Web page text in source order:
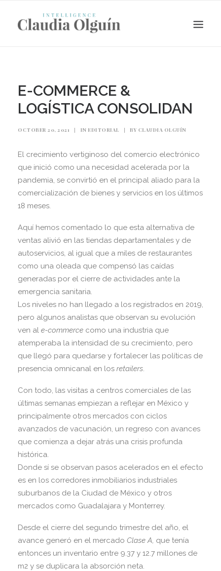
Search
E-COMMERCE &
LOGÍSTICA CONSOLIDAN
OCTOBER 20, 2021 | IN EDITORIAL | BY CLAUDIA OLGUÍN
El crecimiento vertiginoso del comercio electrónico
que inició como una necesidad acelerada por la
pandemia, se convirtió en el principal aliado para la
comercialización de bienes y servicios en los últimos
18 meses.
Aquí hemos comentado lo que esta alternativa de
ventas alivió en las tiendas departamentales y de
autoservicios, al igual que a miles de restaurantes
como una oleada que compensó las caídas
generadas por el cierre de actividades ante la
emergencia sanitaria.
Los niveles no han llegado a los registrados en 2019,
pero algunos analistas que observan su evolución
ven al e-commerce como una industria que
atemperaba la intensidad de su crecimiento, pero
que llegó para quedarse y fortalecer las políticas de
presencia omnicanal en los retailers.
Con todo, las visitas a centros comerciales de las
últimas semanas empiezan a reflejar en México y
principalmente otros mercados con ciclos
avanzados de vacunación, un regreso con avances
que comienza a dejar atrás una crisis profunda
histórica.
Donde sí se observan pasos acelerados en el efecto
es en los corredores inmobiliarios industriales
suburbanos de la Ciudad de México y otros
mercados como Guadalajara y Monterrey.
Desde el cierre del segundo trimestre del año, el
avance generó en el mercado Clase A, que tenía
entonces un inventario entre 9.37 y 12.7 millones de
m2 y se duplicara la absorción neta.